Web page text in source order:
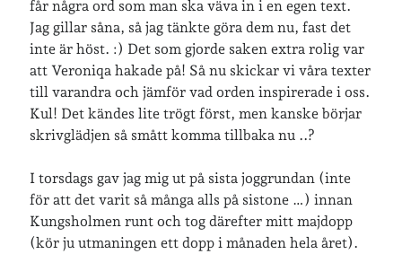
får några ord som man ska väva in i en egen text.
Jag gillar såna, så jag tänkte göra dem nu, fast det
inte är höst. :) Det som gjorde saken extra rolig var
att Veroniqa hakade på! Så nu skickar vi våra texter
till varandra och jämför vad orden inspirerade i oss.
Kul! Det kändes lite trögt först, men kanske börjar
skrivglädjen så smått komma tillbaka nu ..?
I torsdags gav jag mig ut på sista joggrundan (inte
för att det varit så många alls på sistone …) innan
Kungsholmen runt och tog därefter mitt majdopp
(kör ju utmaningen ett dopp i månaden hela året).